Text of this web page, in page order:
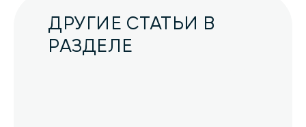
ДРУГИЕ СТАТЬИ В
РАЗДЕЛЕ